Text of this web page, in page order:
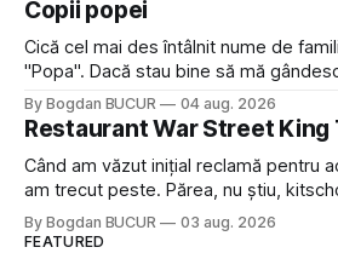
dubioasă...) 2. Băgăm la
Copii popei
Cică cel mai des întâlnit nume de
"Popa". Dacă stau bine să mă
sau colegi de școala Popa cam peste
Dexonline spune de etimologia
veni din slava veche, popŭ,
By Bogdan BUCUR 04 aug. 2026
Restaurant War Street King
Când am văzut inițial reclamă pentru
am trecut peste. Părea, nu știu,
tailandeză pe fundal, era cu street
fine dining din alte show-uri... așa că
By Bogdan BUCUR
03 aug. 2026
FEATURED